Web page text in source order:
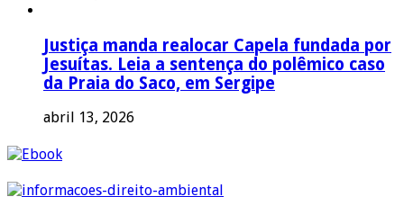
Justiça manda realocar Capela fundada por
Jesuítas. Leia a sentença do polêmico caso
da Praia do Saco, em Sergipe
abril 13, 2026